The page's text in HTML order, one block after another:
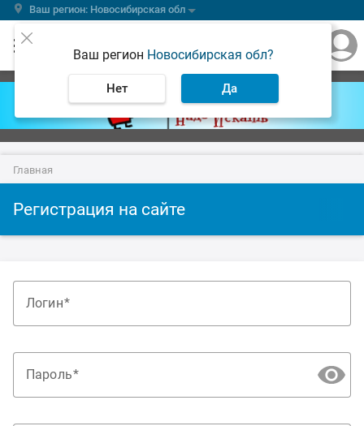
Ваш регион: Новосибирская обл
Ваш регион Новосибирская обл?
Нет Да
Главная
Регистрация на сайте
Логин
Пароль